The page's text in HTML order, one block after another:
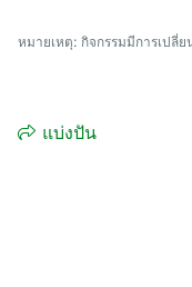
หมายเหตุ: กิจกรรมมีการเปลี่
แบ่งปัน